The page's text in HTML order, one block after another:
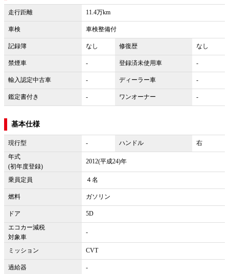
走行距離 11.4万km
車検 車検整備付
記録簿 なし 修復歴 なし
禁煙車 - 登録済未使用車 -
輸入認定中古車 - ディーラー車 -
鑑定書付き - ワンオーナー -
基本仕様
現行型 - ハンドル
右
年式
(初年度登録)
2012(平成24)年
乗員定員 ４名
燃料 ガソリン
ドア
5D
エコカー減税
対象車
-
ミッション CVT
過給器 -